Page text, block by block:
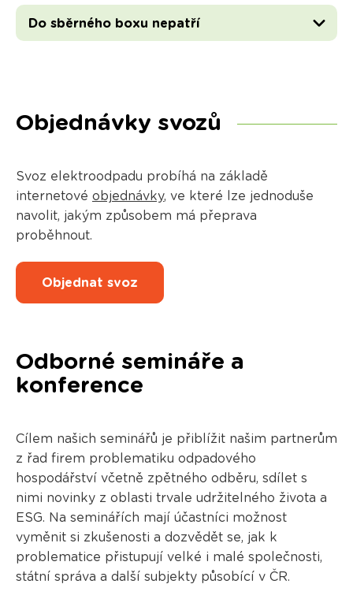
Do sběrného boxu nepatří
Objednávky svozů
Svoz elektroodpadu probíhá na základě
internetové objednávky, ve které lze jednoduše
navolit, jakým způsobem má přeprava
proběhnout.
Objednat svoz
Odborné semináře a
konference
Cílem našich seminářů je přiblížit našim partnerům
z řad firem problematiku odpadového
hospodářství včetně zpětného odběru, sdílet s
nimi novinky z oblasti trvale udržitelného života a
ESG. Na seminářích mají účastníci možnost
vyměnit si zkušenosti a dozvědět se, jak k
problematice přistupují velké i malé společnosti,
státní správa a další subjekty působící v ČR.